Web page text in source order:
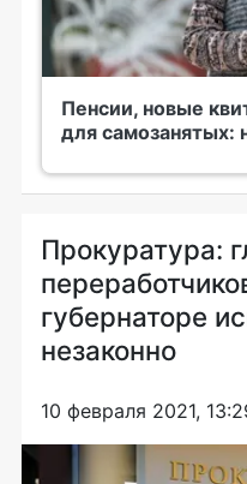
Пенсии, новые
для самозанятых:
Прокуратура:
губернаторе
незаконно
10 февраля 2021,